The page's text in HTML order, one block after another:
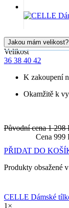
Jakou mám velikost?
Velikost
36 38 40 42
K zakoupení
Okamžitě k
Cena 999
Původní cena1 298
PŘIDAT DO
Produkty obsažené
1×
CELLE Dámské